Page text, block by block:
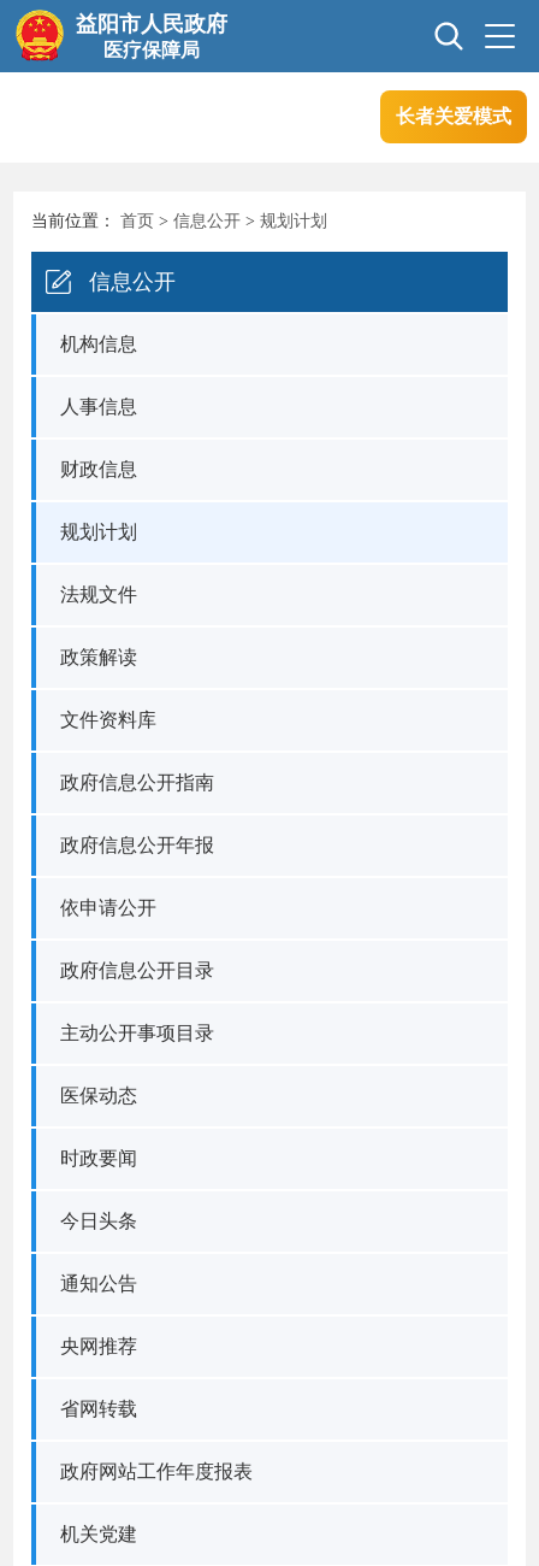
益阳市人民政府
医疗保障局
信息公开
专题专栏
长者关爱模式
当前位置：首页 >信息公开 >规划计划
信息公开
机构信息
人事信息
财政信息
规划计划
法规文件
政策解读
文件资料库
政府信息公开指南
政府信息公开年报
依申请公开
政府信息公开目录
主动公开事项目录
医保动态
时政要闻
今日头条
通知公告
央网推荐
省网转载
政府网站工作年度报表
机关党建